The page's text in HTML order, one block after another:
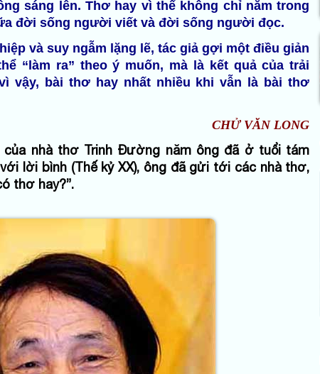
sáng lên. Thơ hay vì thế không chỉ nằm trong
đời sống người viết và đời sống người đọc.
và suy ngẫm lặng lẽ, tác giả gợi một điều giản
“làm ra” theo ý muốn, mà là kết quả của trải
vậy, bài thơ hay nhất nhiều khi vẫn là bài thơ
CHỬ VĂN LONG
của nhà thơ Trinh Đường năm ông đã ở tuổi tám
lời bình (Thế kỷ XX), ông đã gửi tới các nhà thơ,
thơ hay?”.